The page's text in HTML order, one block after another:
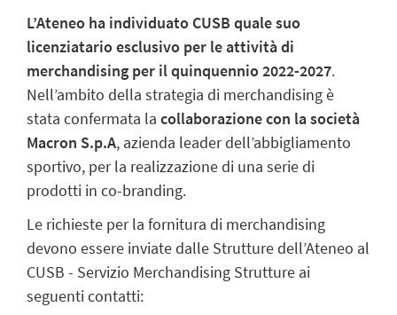
L’Ateneo ha individuato CUSB quale suo
licenziatario esclusivo per le attività di
merchandising per il quinquennio 2022-2027.
Nell’ambito della strategia di merchandising è
stata confermata la collaborazione con la società
Macron S.p.A, azienda leader dell’abbigliamento
sportivo, per la realizzazione di una serie di
prodotti in co-branding.
Le richieste per la fornitura di merchandising
devono essere inviate dalle Strutture dell’Ateneo al
CUSB - Servizio Merchandising Strutture ai
seguenti contatti: